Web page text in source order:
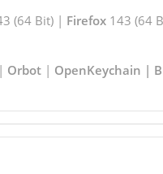
(64 Bit) | Firefox143 (64
Orbot| OpenKeychain |